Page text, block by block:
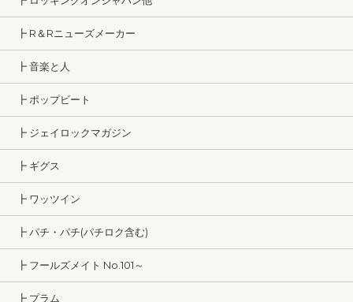
┣ R＆Rニューズメーカー
┣ 音楽と人
┣ ポップビート
┣ ジェイロックマガジン
┣ ギグス
┣ ワッツイン
┣ パチ・パチ(パチロク含む)
┣ フールズメイト No.101～
┣ プラム